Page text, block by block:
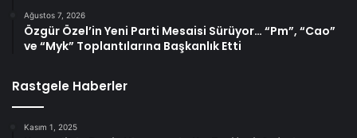
Ağustos 7, 2026
Özgür Özel’in Yeni Parti Mesaisi Sürüyor… “Pm”, “Cao”
ve “Myk” Toplantılarına Başkanlık Etti
Rastgele Haberler
Kasım 1, 2025